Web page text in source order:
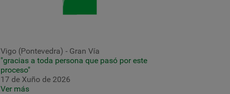
Vigo (Pontevedra) - Gran Vía
"gracias a toda persona que pasó por este
proceso"
17 de Xuño de 2026
Ver más